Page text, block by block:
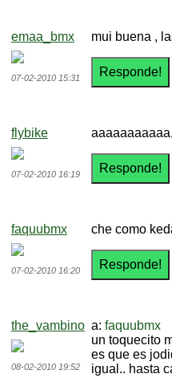
emaa_bmx
07-02-2010 15:31
mui buena ,
flybike
07-02-2010 16:19
faquubmx
07-02-2010 16:20
che como
the_vambino
08-02-2010 19:52
a: faquubmx
un toquecito
es que es
igual.. hasta